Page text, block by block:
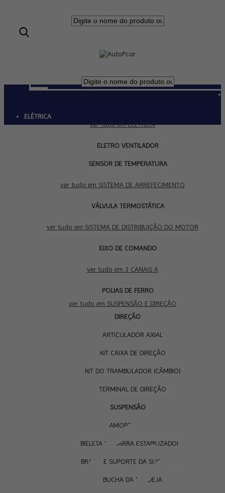
ELÉTRICA
ver tudo em ELÉTRICA
ELETRO VENTILADOR
SENSOR DE TEMPERATURA
ver tudo em SISTEMA DE ARREFECIMENTO
VÁLVULA TERMOSTÁTICA
ver tudo em SISTEMA DE DISTRIBUIÇÃO DO MOTOR
EIXO DE COMANDO
ver tudo em 3 CANAIS A
POLIAS DE FERRO
ver tudo em SUSPENSÃO E DIREÇÃO
DIREÇÃO
ARTICULADOR AXIAL
KIT CAIXA DE DIREÇÃO
KIT DO TRAMBULADOR (CÂMBIO)
TERMINAL DE DIREÇÃO
SUSPENSÃO
AMORTECEDOR
BIELETA DA BARRA ESTABILIZADORA
BRAÇO E SUPORTE DA SUSPENSÃO
BUCHA DA BANDEJA